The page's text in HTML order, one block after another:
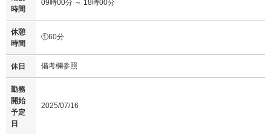
時間
09時00分 ～ 18時00分
休憩
時間
①60分
休日 備考欄参照
勤務
開始
予定
日
2025/07/16